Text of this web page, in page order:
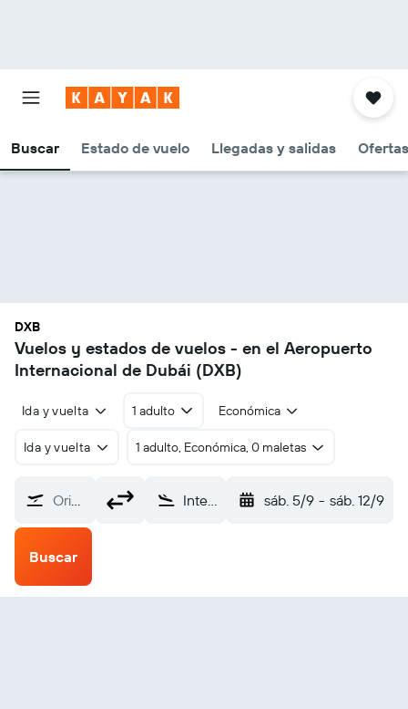
Buscar Estado de vuelo Llegadas y salidas Ofertas
DXB
Vuelos y estados de vuelos - en el Aeropuerto
Internacional de Dubái (DXB)
Ida y vuelta 1 adulto Económica
Ida y vuelta 1 adulto, Económica, 0 maletas
Origen Internacional de Dubái (DXB) sáb. 5/9 - sáb. 12/9
Buscar